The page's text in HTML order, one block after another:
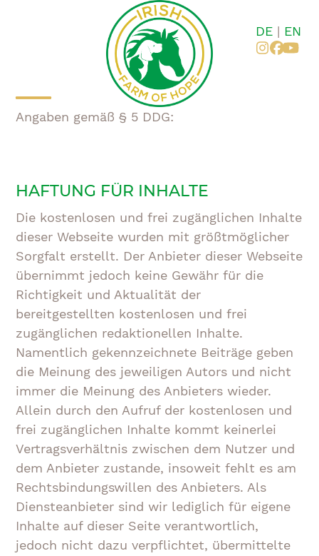
DE| EN
Mobiles
Mobiles
Angaben gemäß § 5 DDG:
HAFTUNG FÜR INHALTE
Die kostenlosen und frei zugänglichen Inhalte
dieser Webseite wurden mit größtmöglicher
Sorgfalt erstellt. Der Anbieter dieser Webseite
übernimmt jedoch keine Gewähr für die
Richtigkeit und Aktualität der
bereitgestellten kostenlosen und frei
zugänglichen redaktionellen Inhalte.
Namentlich gekennzeichnete Beiträge geben
die Meinung des jeweiligen Autors und nicht
immer die Meinung des Anbieters wieder.
Allein durch den Aufruf der kostenlosen und
frei zugänglichen Inhalte kommt keinerlei
Vertragsverhältnis zwischen dem Nutzer und
dem Anbieter zustande, insoweit fehlt es am
Rechtsbindungswillen des Anbieters. Als
Diensteanbieter sind wir lediglich für eigene
Inhalte auf dieser Seite verantwortlich,
jedoch nicht dazu verpflichtet, übermittelte